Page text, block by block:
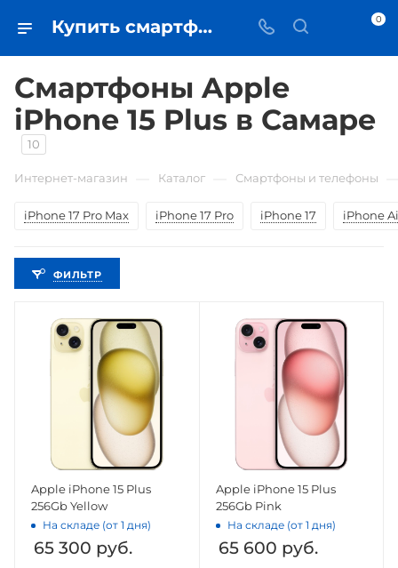
Купить смартфоны Apple iPhone 15 Plus в Самаре - цена в iЧехол 0
Смартфоны Apple
iPhone 15 Plus в Самаре
10
Интернет-магазин Каталог Смартфоны и телефоны
iPhone 17 Pro Max iPhone 17 Pro iPhone 17 iPhone
ФИЛЬТР
Apple iPhone 15 Plus
256Gb Yellow
На складе (от 1 дня)
65 300 руб.
Apple iPhone 15 Plus
256Gb Pink
На складе (от 1 дня)
65 600 руб.